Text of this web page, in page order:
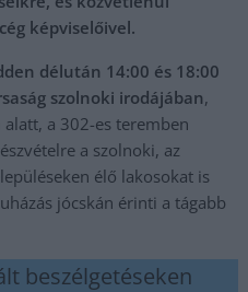
képviselőivel.
délután 14:00 és 18:00
szolnoki irodájában,
a 302-es teremben
a szolnoki, az
élő lakosokat is
jócskán érinti a tágabb
beszélgetéseken